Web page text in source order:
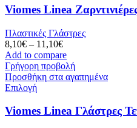
Viomes Linea
Πλαστικές Γλάστρες
8,10€ – 11,10€
Add to compare
Γρήγορη προβολή
Προσθήκη στα αγαπημένα
Επιλογή
Viomes Linea Γλάστρες